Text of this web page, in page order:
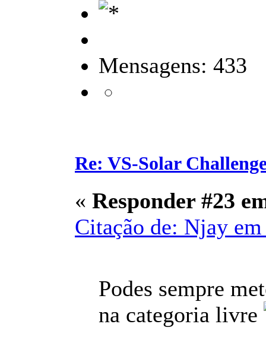
Mensagens: 433
Re: VS-Solar
« Responder #23
Citação de: Njay
Podes sempre
na categoria livre